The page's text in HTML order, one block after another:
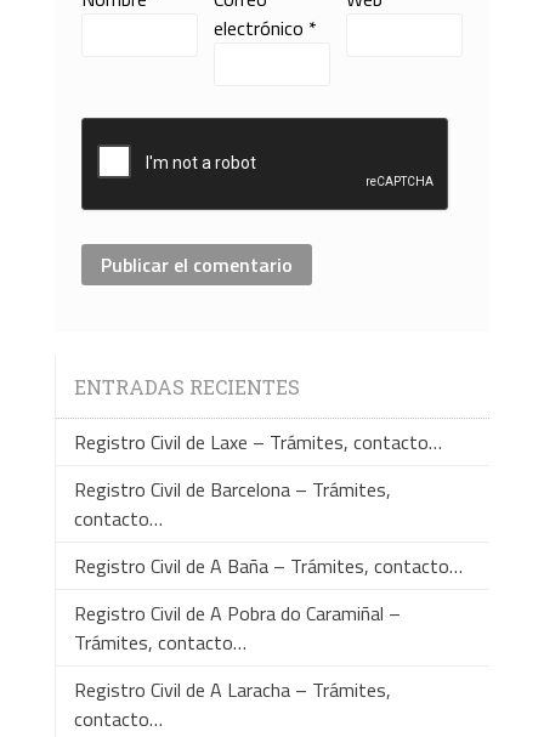
electrónico *
ENTRADAS RECIENTES
Registro Civil de Laxe – Trámites, contacto…
Registro Civil de Barcelona – Trámites,
contacto…
Registro Civil de A Baña – Trámites, contacto…
Registro Civil de A Pobra do Caramiñal –
Trámites, contacto…
Registro Civil de A Laracha – Trámites,
contacto…